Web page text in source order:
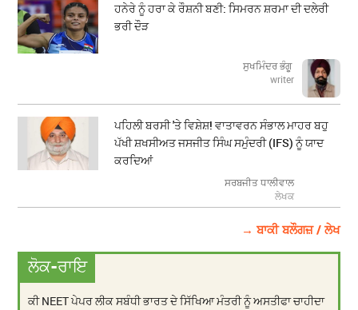
ਹਨੇਰੇ ਨੂੰ ਹਰਾ ਕੇ ਰੌਸ਼ਨੀ ਬਣੀ: ਸਿਮਰਨ ਸ਼ਰਮਾ ਦੀ ਦਲੇਰੀ
ਭਰੀ ਦੌੜ
ਸੁਖਮਿੰਦਰ ਭੰਗੂ
writer
ਪਹਿਲੀ ਬਰਸੀ 'ਤੇ ਵਿਸ਼ੇਸ਼! ਵਾਤਾਵਰਨ ਸੰਭਾਲ ਮਾਹਰ ਬਹੁ
ਪੱਖੀ ਸ਼ਖਸੀਅਤ ਜਸਜੀਤ ਸਿੰਘ ਸਮੁੰਦਰੀ (IFS) ਨੂੰ ਯਾਦ
ਕਰਦਿਆਂ
ਸਰਬਜੀਤ ਧਾਲੀਵਾਲ
ਲੇਖਕ
→ ਬਾਕੀ ਬਲੌਗਜ਼ / ਲੇਖ
ਲੋਕ-ਰਾਇ
ਕੀ NEET ਪੇਪਰ ਲੀਕ ਸਬੰਧੀ ਭਾਰਤ ਦੇ ਸਿੱਖਿਆ ਮੰਤਰੀ ਨੂੰ ਅਸਤੀਫਾ ਚਾਹੀਦਾ